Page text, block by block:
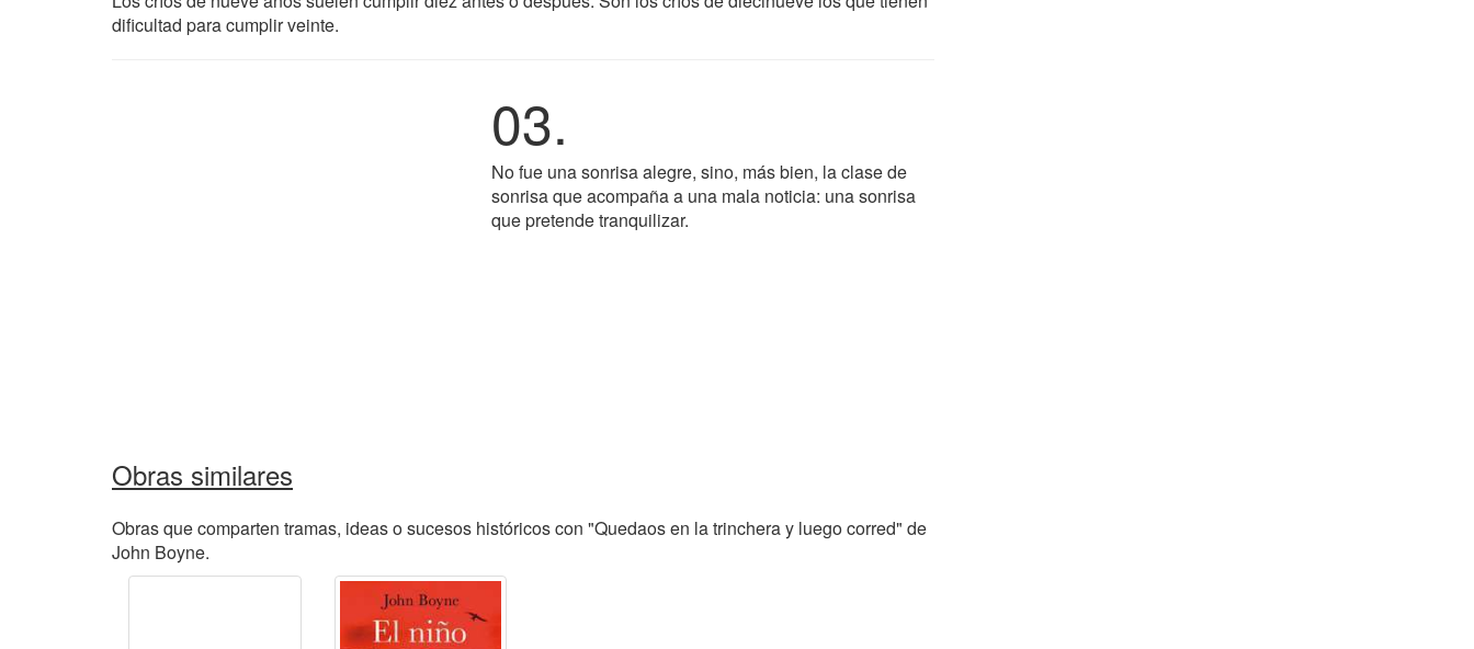
dificultad para cumplir veinte.
03.
No fue una sonrisa alegre, sino, más bien, la clase de
sonrisa que acompaña a una mala noticia: una sonrisa
que pretende tranquilizar.
Obras similares
Obras que comparten tramas, ideas o sucesos históricos con "Quedaos en la trinchera y luego corred" de
John Boyne.